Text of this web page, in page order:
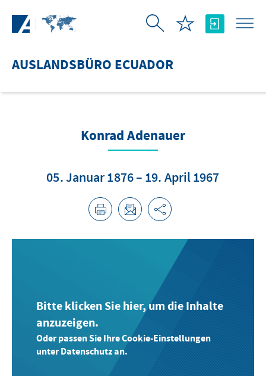
AUSLANDSBÜRO ECUADOR
Konrad Adenauer
05. Januar 1876 – 19. April 1967
Bitte klicken Sie hier, um die Inhalte
anzuzeigen.
Oder passen Sie Ihre Cookie-Einstellungen
unter Datenschutz an.